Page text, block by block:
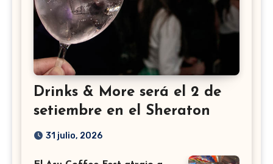
Drinks & More será el 2 de
setiembre en el Sheraton
31 julio, 2026